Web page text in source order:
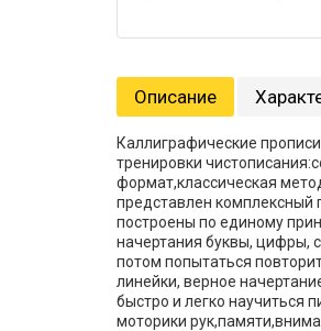
Описание
Каллиграфические
тренировки
формат,классическая
представлен
построены по единому
начертания буквы, цифры,
потом попытаться
линейки, верное
быстро и легко научиться
моторики